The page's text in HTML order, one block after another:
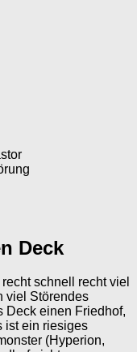
Deck
schnell recht viel
viel Störendes
Deck einen Friedhof,
ist ein riesiges
(Hyperion,